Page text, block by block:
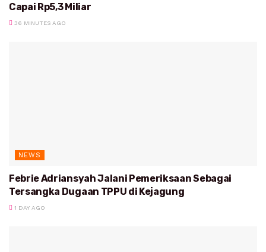
Capai Rp5,3 Miliar
36 MINUTES AGO
NEWS
Febrie Adriansyah Jalani Pemeriksaan Sebagai
Tersangka Dugaan TPPU di Kejagung
1 DAY AGO